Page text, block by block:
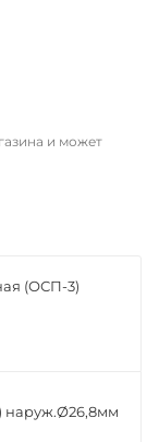
и может
(ОСП-3)
наруж.Ø26,8мм